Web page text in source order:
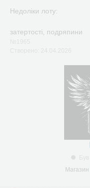
Недоліки лоту:
затертості, подряпини
Магазин